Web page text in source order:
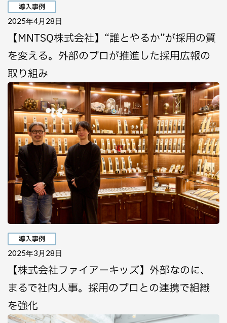
導入事例
2025年4月28日
【MNTSQ株式会社】“誰とやるか”が採用の質
を変える。外部のプロが推進した採用広報の
取り組み
導入事例
2025年3月28日
【株式会社ファイアーキッズ】外部なのに、
まるで社内人事。採用のプロとの連携で組織
を強化